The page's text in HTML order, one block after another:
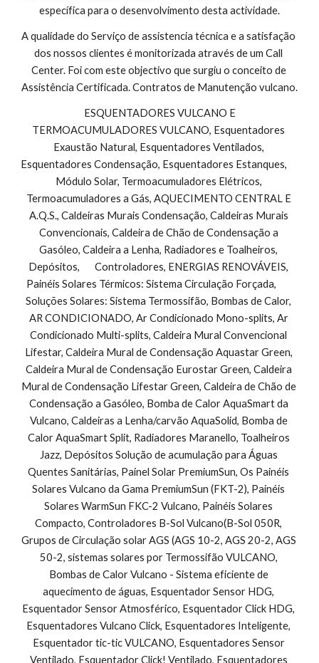
específica para o desenvolvimento desta actividade.
A qualidade do Serviço de assistencia técnica e a satisfação
dos nossos clientes é monitorizada através de um Call
Center. Foi com este objectivo que surgiu o conceito de
Assistência Certificada. Contratos de Manutenção vulcano.
TERMOACUMULADORES VULCANO, Esquentadores
Exaustão Natural, Esquentadores Ventilados,
Esquentadores Condensação, Esquentadores Estanques,
Módulo Solar, Termoacumuladores Elétricos,
Termoacumuladores a Gás, AQUECIMENTO CENTRAL E
A.Q.S., Caldeiras Murais Condensação, Caldeiras Murais
Convencionais, Caldeira de Chão de Condensação a
Gasóleo, Caldeira a Lenha, Radiadores e Toalheiros,
Depósitos,       Controladores, ENERGIAS RENOVÁVEIS,
Painéis Solares Térmicos: Sistema Circulação Forçada,
Soluções Solares: Sistema Termossifão, Bombas de Calor,
AR CONDICIONADO, Ar Condicionado Mono-splits, Ar
Condicionado Multi-splits, Caldeira Mural Convencional
Lifestar, Caldeira Mural de Condensação Aquastar Green,
Caldeira Mural de Condensação Eurostar Green, Caldeira
Mural de Condensação Lifestar Green, Caldeira de Chão de
Condensação a Gasóleo, Bomba de Calor AquaSmart da
Vulcano, Caldeiras a Lenha/carvão AquaSolid, Bomba de
Calor AquaSmart Split, Radiadores Maranello, Toalheiros
Jazz, Depósitos Solução de acumulação para Águas
Quentes Sanitárias, Painel Solar PremiumSun, Os Painéis
Solares Vulcano da Gama PremiumSun (FKT-2), Painéis
Solares WarmSun FKC-2 Vulcano, Painéis Solares
Compacto, Controladores B-Sol Vulcano(B-Sol 050R,
Grupos de Circulação solar AGS (AGS 10-2, AGS 20-2, AGS
50-2, sistemas solares por Termossifão VULCANO,
Bombas de Calor Vulcano - Sistema eficiente de
aquecimento de águas, Esquentador Sensor HDG,
Esquentador Sensor Atmosférico, Esquentador Click HDG,
Esquentadores Vulcano Click, Esquentadores Inteligente,
Esquentador tic-tic VULCANO, Esquentadores Sensor
Ventilado, Esquentador Click! Ventilado, Esquentadores